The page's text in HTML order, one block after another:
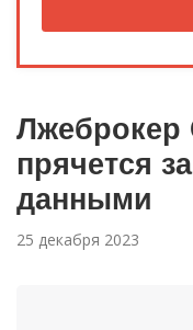
Лжеброкер
прячется
данными
25 декабря 2023